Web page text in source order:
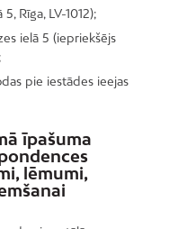
Rīga, LV-1012);
ielā 5 (iepriekšējs
pie iestādes ieejas
īpašuma
lēmumi,